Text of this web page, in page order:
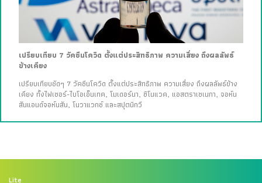
เปรียบเทียบ 7 วัคซีนโควิด ตั้งแต่ประสิทธิภาพ ความเสี่ยง ถึงผลลัพธ์
ข้างเคียง
เปรียบเทียบชัดๆ 7 วัคซีนโควิด ตั้งแต่ประสิทธิภาพ ความเสี่ยง ถึงผลลัพธ์ข้าง
เคียง ทั้งไฟเซอร์-ไบโอเอ็นเทค, โมเดอร์นา, ซิโนแวค, แอสตราเซเนกา, จอห์น
สันแอนด์จอห์นสัน, โนวาแวกซ์ และสปุตนิกวี
Lite